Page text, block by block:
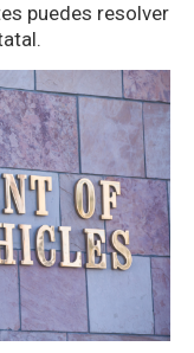
puedes resolver